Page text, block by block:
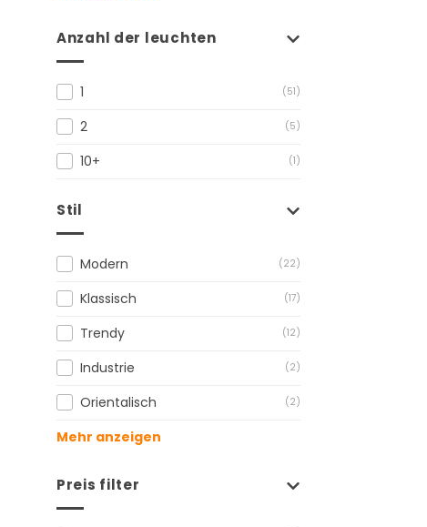
Anzahl der leuchten
1 (51)
2 (5)
10+ (1)
Stil
Modern (22)
Klassisch (17)
Trendy (12)
Industrie (2)
Orientalisch (2)
Mehr anzeigen
Preis filter